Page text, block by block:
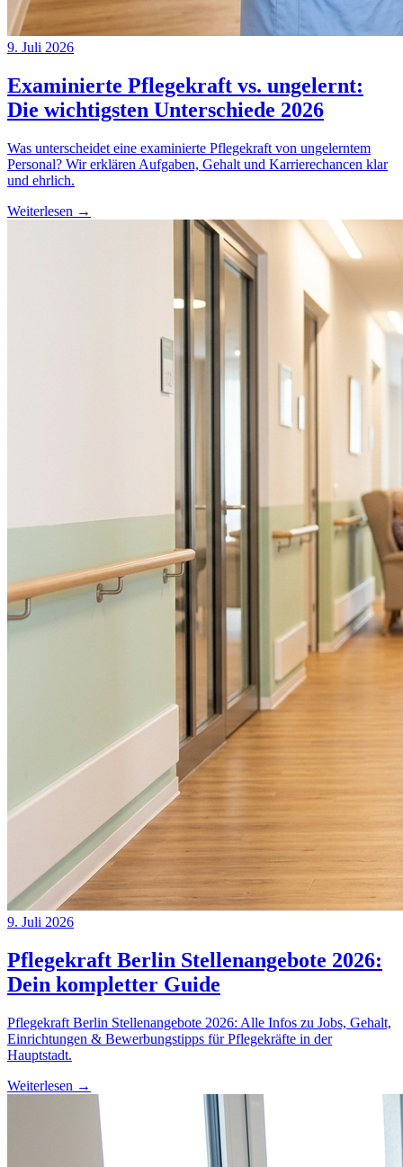
9. Juli 2026
Examinierte Pflegekraft vs. ungelernt:
Die wichtigsten Unterschiede 2026
Was unterscheidet eine examinierte Pflegekraft von ungelerntem
Personal? Wir erklären Aufgaben, Gehalt und Karrierechancen klar
und ehrlich.
Weiterlesen →
9. Juli 2026
Pflegekraft Berlin Stellenangebote 2026:
Dein kompletter Guide
Pflegekraft Berlin Stellenangebote 2026: Alle Infos zu Jobs, Gehalt,
Einrichtungen & Bewerbungstipps für Pflegekräfte in der
Hauptstadt.
Weiterlesen →